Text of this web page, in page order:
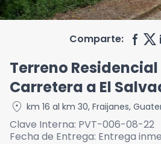
Comparte:
Terreno
Carretera a El
location_on km 16 al km 30, Fraijanes,
Clave Interna: PVT-006-08-22
Fecha de Entrega: Entrega